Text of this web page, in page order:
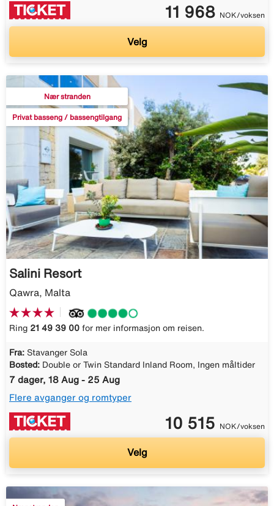
11 968 NOK/voksen
Velg
Nær stranden
Privat basseng / bassengtilgang
Salini Resort
Qawra, Malta
Ring 21 49 39 00 for mer informasjon om reisen.
Fra: Stavanger Sola
Bosted: Double or Twin Standard Inland Room, Ingen måltider
7 dager, 18 Aug - 25 Aug
Flere avganger og romtyper
10 515 NOK/voksen
Velg